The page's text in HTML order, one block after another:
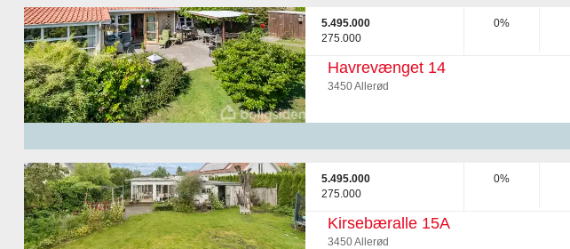
5.495.000
275.000
0%
Havrevænget 14
3450 Allerød
5.495.000
275.000
0%
Kirsebæralle 15A
3450 Allerød